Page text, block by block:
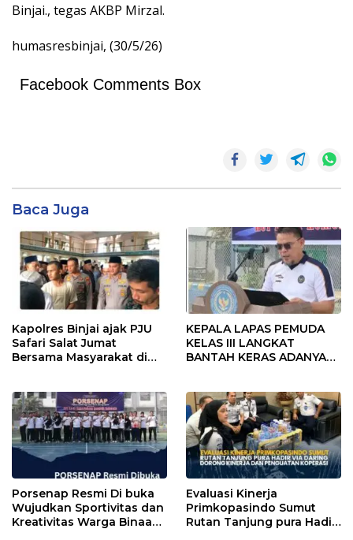
Binjai., tegas AKBP Mirzal.
humasresbinjai, (30/5/26)
Facebook Comments Box
Baca Juga
Kapolres Binjai ajak PJU
Safari Salat Jumat
Bersama Masyarakat di
KEPALA LAPAS PEMUDA
KELAS III LANGKAT
BANTAH KERAS ADANYA
TENTANG SINDIKAT
PENIPU PENJUALAN EMAS
Porsenap Resmi Di buka
Wujudkan Sportivitas dan
Kreativitas Warga Binaan
Evaluasi Kinerja
Primkopasindo Sumut
Rutan Tanjung pura Hadir